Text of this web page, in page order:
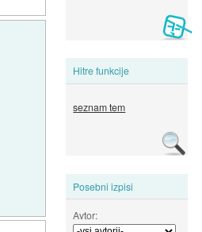
Hitre funkcije
seznam tem
Posebni izpisi
Avtor: